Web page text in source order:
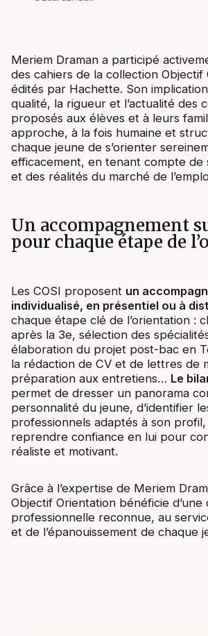
Meriem Draman a participé
des cahiers de la collection Objectif
édités par Hachette. Son
qualité, la rigueur et l’actualité des
proposés aux élèves et à leurs
approche, à la fois humaine et
chaque jeune de s’orienter
efficacement, en tenant compte de
et des réalités du marché de
Un accompagnement
pour chaque étape de
Les COSI proposent un
individualisé, en présentiel ou à
chaque étape clé de l’orientation :
après la 3e, sélection des
élaboration du projet post-bac en
la rédaction de CV et de lettres de
préparation aux entretiens… Le
permet de dresser un panorama
personnalité du jeune, d’identifier
professionnels adaptés à son profil,
reprendre confiance en lui pour
réaliste et motivant.
Grâce à l’expertise de Meriem
Objectif Orientation bénéficie d’une
professionnelle reconnue, au
et de l’épanouissement de chaque